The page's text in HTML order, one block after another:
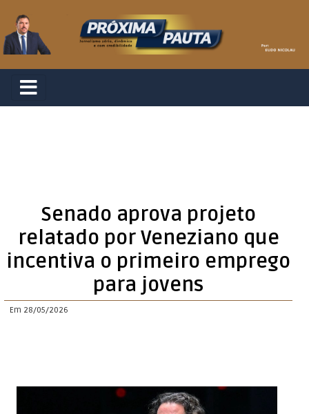
Senado aprova projeto
relatado por Veneziano que
incentiva o primeiro emprego
para jovens
Em 28/05/2026